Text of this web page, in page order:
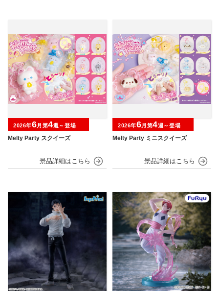
Melty Party スクイーズ
2026年6月第4週～登場
Melty Party ミニスクイーズ
2026年6月第4週～登場